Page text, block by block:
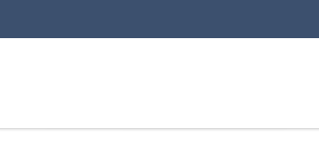
Kontaktformular